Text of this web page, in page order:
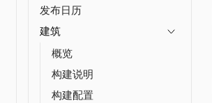
发布日历
建筑
概览
构建说明
构建配置